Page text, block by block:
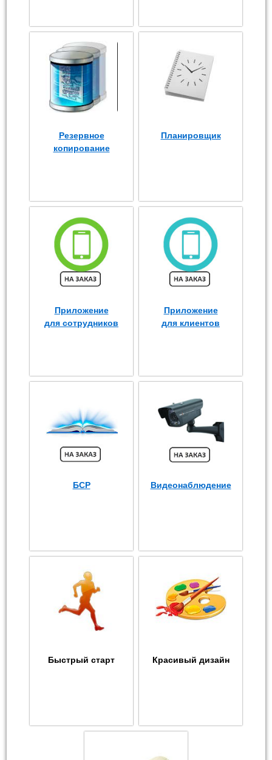
Резервное
копирование
Планировщик
Приложение
для сотрудников
Приложение
для клиентов
БСР Видеонаблюдение
Быстрый старт Красивый дизайн